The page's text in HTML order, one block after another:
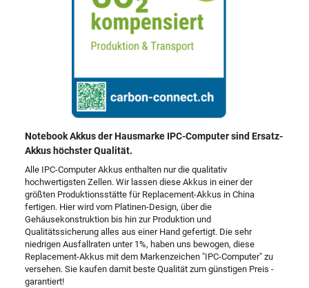
Notebook Akkus der Hausmarke IPC-Computer sind Ersatz-
Akkus höchster Qualität.
Alle IPC-Computer Akkus enthalten nur die qualitativ
hochwertigsten Zellen. Wir lassen diese Akkus in einer der
größten Produktionsstätte für Replacement-Akkus in China
fertigen. Hier wird vom Platinen-Design, über die
Gehäusekonstruktion bis hin zur Produktion und
Qualitätssicherung alles aus einer Hand gefertigt. Die sehr
niedrigen Ausfallraten unter 1%, haben uns bewogen, diese
Replacement-Akkus mit dem Markenzeichen "IPC-Computer" zu
versehen. Sie kaufen damit beste Qualität zum günstigen Preis -
garantiert!